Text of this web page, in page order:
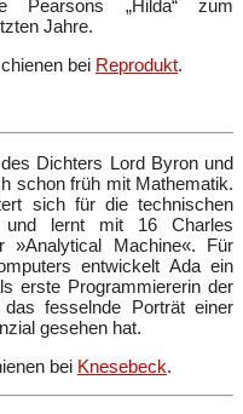
Pearsons „Hilda“ zum
Jahre.
bei Reprodukt.
Dichters Lord Byron und
schon früh mit Mathematik.
sich für die technischen
und lernt mit 16 Charles
»Analytical Machine«. Für
entwickelt Ada ein
erste Programmiererin der
fesselnde Porträt einer
gesehen hat.
bei Knesebeck.